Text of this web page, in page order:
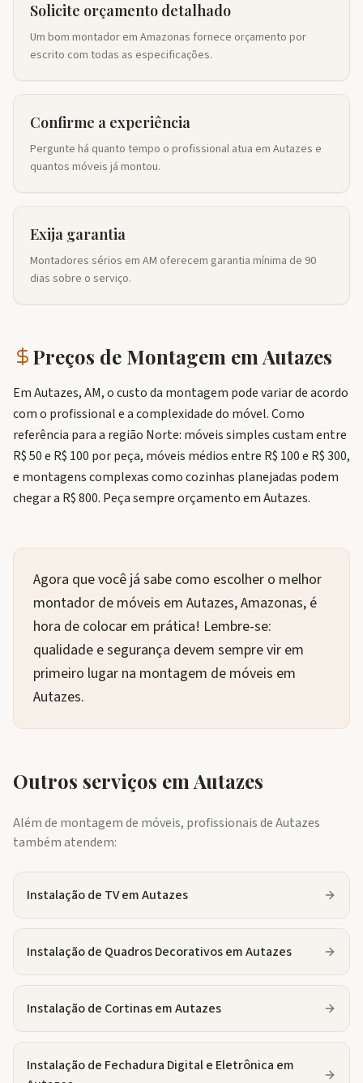
Solicite orçamento detalhado
Um bom montador em Amazonas fornece orçamento por
escrito com todas as especificações.
Confirme a experiência
Pergunte há quanto tempo o profissional atua em Autazes e
quantos móveis já montou.
Exija garantia
Montadores sérios em AM oferecem garantia mínima de 90
dias sobre o serviço.
Preços de Montagem em Autazes
Em Autazes, AM, o custo da montagem pode variar de acordo
com o profissional e a complexidade do móvel. Como
referência para a região Norte: móveis simples custam entre
R$ 50 e R$ 100 por peça, móveis médios entre R$ 100 e R$ 300,
e montagens complexas como cozinhas planejadas podem
chegar a R$ 800. Peça sempre orçamento em Autazes.
Agora que você já sabe como escolher o melhor
montador de móveis em Autazes, Amazonas, é
hora de colocar em prática! Lembre-se:
qualidade e segurança devem sempre vir em
primeiro lugar na montagem de móveis em
Autazes.
Outros serviços em Autazes
Além de montagem de móveis, profissionais deAutazes
também atendem:
Instalação de TVemAutazes
Instalação de Quadros DecorativosemAutazes
Instalação de CortinasemAutazes
Instalação de Fechadura Digital e Eletrônica em